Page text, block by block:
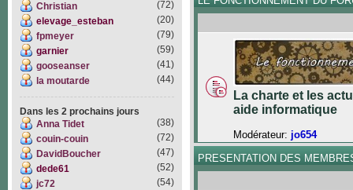
Christian
(72)
elevage_esteban
(20)
fpmeyer
(79)
garnier
(59)
gooseanser
(41)
la moutarde
(44)
Dans les 2 prochains jours
Anna Tidet
(38)
couin-couin
(72)
DavidBoucher
(47)
dede61
(52)
jc72
(54)
La charte et les
aide informatique
Modérateur: jo654
PRESENTATION DES